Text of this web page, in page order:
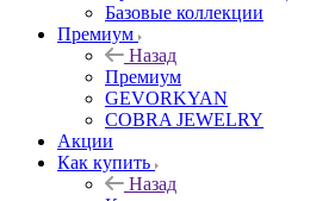
Базовые коллекции
Премиум
Назад
Премиум
GEVORKYAN
COBRA JEWELRY
Акции
Как купить
Назад